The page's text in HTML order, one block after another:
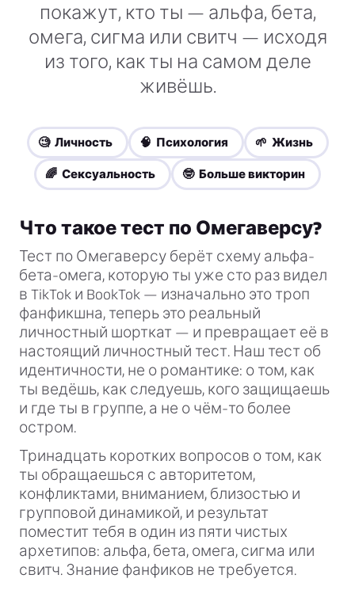
покажут, кто ты — альфа, бета,
омега, сигма или свитч — исходя
из того, как ты на самом деле
живёшь.
🧐 Личность 🧠 Психология 🌱 Жизнь
🌈 Сексуальность 🤓 Больше викторин
Что такое тест по Омегаверсу?
Тест по Омегаверсу берёт схему альфа-
бета-омега, которую ты уже сто раз видел
в TikTok и BookTok — изначально это троп
фанфикшна, теперь это реальный
личностный шорткат — и превращает её в
настоящий личностный тест. Наш тест об
идентичности, не о романтике: о том, как
ты ведёшь, как следуешь, кого защищаешь
и где ты в группе, а не о чём-то более
остром.
Тринадцать коротких вопросов о том, как
ты обращаешься с авторитетом,
конфликтами, вниманием, близостью и
групповой динамикой, и результат
поместит тебя в один из пяти чистых
архетипов: альфа, бета, омега, сигма или
свитч. Знание фанфиков не требуется.